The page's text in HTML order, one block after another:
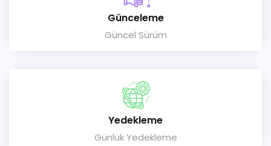
Günceleme
Güncel Sürüm
Yedekleme
Günlük Yedekleme